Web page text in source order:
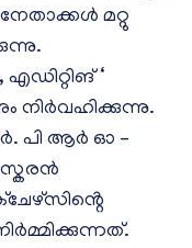
മറ്റു
‘
പി ആർ ഓ –